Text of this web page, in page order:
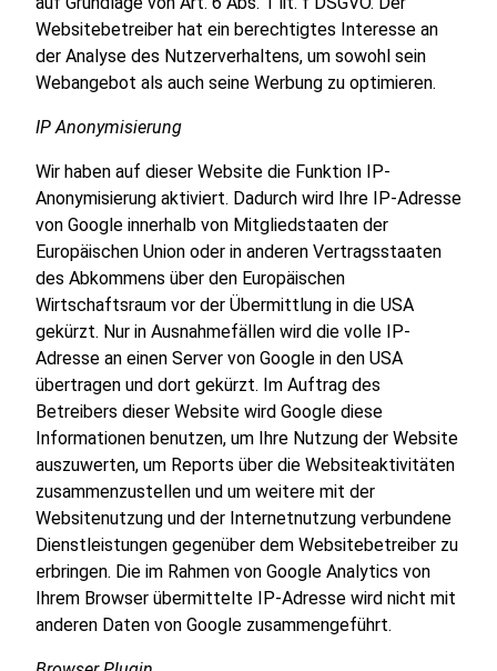
Websitebetreiber hat ein berechtigtes Interesse an
der Analyse des Nutzerverhaltens, um sowohl sein
Webangebot als auch seine Werbung zu optimieren.
IP Anonymisierung
Wir haben auf dieser Website die Funktion IP-
Anonymisierung aktiviert. Dadurch wird Ihre IP-Adresse
von Google innerhalb von Mitgliedstaaten der
Europäischen Union oder in anderen Vertragsstaaten
des Abkommens über den Europäischen
Wirtschaftsraum vor der Übermittlung in die USA
gekürzt. Nur in Ausnahmefällen wird die volle IP-
Adresse an einen Server von Google in den USA
übertragen und dort gekürzt. Im Auftrag des
Betreibers dieser Website wird Google diese
Informationen benutzen, um Ihre Nutzung der Website
auszuwerten, um Reports über die Websiteaktivitäten
zusammenzustellen und um weitere mit der
Websitenutzung und der Internetnutzung verbundene
Dienstleistungen gegenüber dem Websitebetreiber zu
erbringen. Die im Rahmen von Google Analytics von
Ihrem Browser übermittelte IP-Adresse wird nicht mit
anderen Daten von Google zusammengeführt.